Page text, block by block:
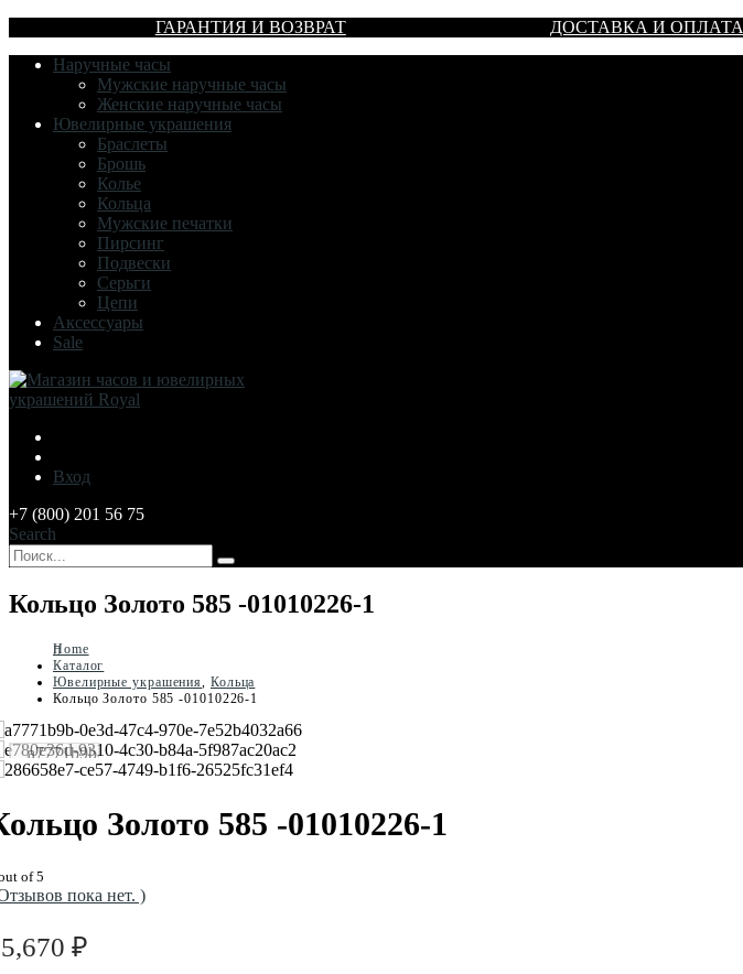
ГАРАНТИЯ И ВОЗВРАТ ДОСТАВКА И ОПЛАТА
Наручные часы
Мужские наручные часы
Женские наручные часы
Ювелирные украшения
Браслеты
Брошь
Колье
Кольца
Мужские печатки
Пирсинг
Подвески
Серьги
Цепи
Аксессуары
Sale
Вход
+7 (800) 201 56 75
Search
Кольцо Золото 585 -01010226-1
Home
Каталог
Ювелирные украшения, Кольца
Кольцо Золото 585 -01010226-1
Золото 585 -01010226-1
of 5
пока нет. )
₽